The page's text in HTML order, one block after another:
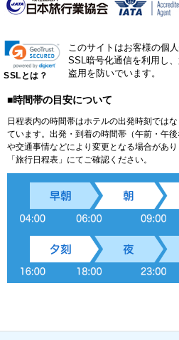
SSLとは？
このサイトはお客様の個
SSL暗号化通信を利用し
盗用を防いでいます。
■時間帯の目安について
日程表内の時間帯はホテルの出発時刻では
ています。出発・到着の時間帯（午前・午
や交通事情などにより変更となる場合があ
「旅行日程表」にてご確認ください。